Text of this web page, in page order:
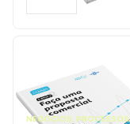
NEGÓCIOS, PROCESSOS